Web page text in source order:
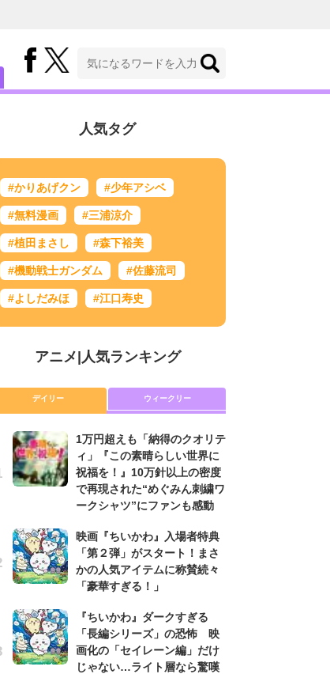
人気タグ
#かりあげクン #少年アシベ
#無料漫画 #三浦涼介
#植田まさし #森下裕美
#機動戦士ガンダム #佐藤流司
#よしだみほ #江口寿史
アニメ| 人気ランキング
デイリー ウィークリー
1万円超えも「納得のクオリテ
ィ」『この素晴らしい世界に
祝福を！』10万針以上の密度
で再現された“めぐみん刺繍ワ
ークシャツ”にファンも感動
映画『ちいかわ』入場者特典
「第２弾」がスタート！まさ
かの人気アイテムに称賛続々
「豪華すぎる！」
『ちいかわ』ダークすぎる
「長編シリーズ」の恐怖 映
画化の「セイレーン編」だけ
じゃない…ライト層なら驚嘆